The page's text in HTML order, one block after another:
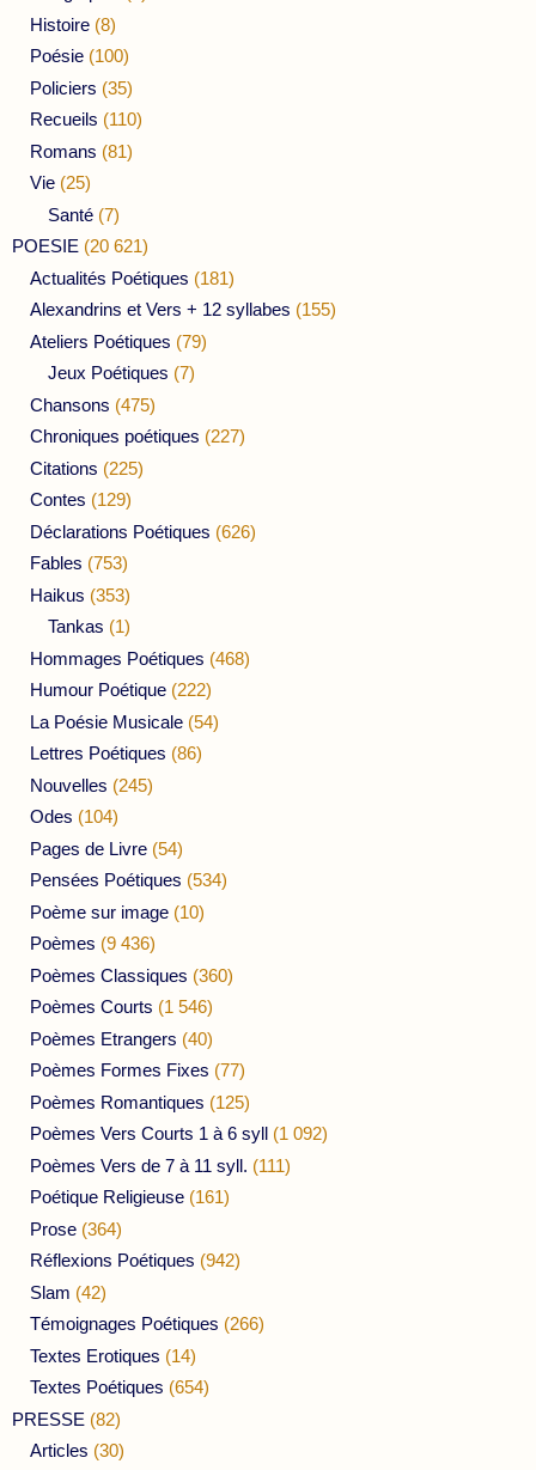
Histoire (8)
Poésie (100)
Policiers (35)
Recueils (110)
Romans (81)
Vie (25)
Santé (7)
POESIE (20 621)
Actualités Poétiques (181)
Alexandrins et Vers + 12 syllabes (155)
Ateliers Poétiques (79)
Jeux Poétiques (7)
Chansons (475)
Chroniques poétiques (227)
Citations (225)
Contes (129)
Déclarations Poétiques (626)
Fables (753)
Haikus (353)
Tankas (1)
Hommages Poétiques (468)
Humour Poétique (222)
La Poésie Musicale (54)
Lettres Poétiques (86)
Nouvelles (245)
Odes (104)
Pages de Livre (54)
Pensées Poétiques (534)
Poème sur image (10)
Poèmes (9 436)
Poèmes Classiques (360)
Poèmes Courts (1 546)
Poèmes Etrangers (40)
Poèmes Formes Fixes (77)
Poèmes Romantiques (125)
Poèmes Vers Courts 1 à 6 syll (1 092)
Poèmes Vers de 7 à 11 syll. (111)
Poétique Religieuse (161)
Prose (364)
Réflexions Poétiques (942)
Slam (42)
Témoignages Poétiques (266)
Textes Erotiques (14)
Textes Poétiques (654)
PRESSE (82)
Articles (30)